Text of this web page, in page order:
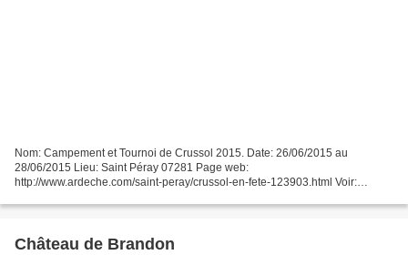
Nom: Campement et Tournoi de Crussol 2015. Date: 26/06/2015 au
28/06/2015 Lieu: Saint Péray 07281 Page web:
http://www.ardeche.com/saint-peray/crussol-en-fete-123903.html Voir:
plein-a-crussol Samedi...
Château de Brandon